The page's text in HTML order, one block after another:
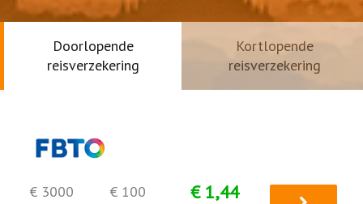
Doorlopende
reisverzekering
Kortlopende
reisverzekering
€ 3000 € 100 € 1,44